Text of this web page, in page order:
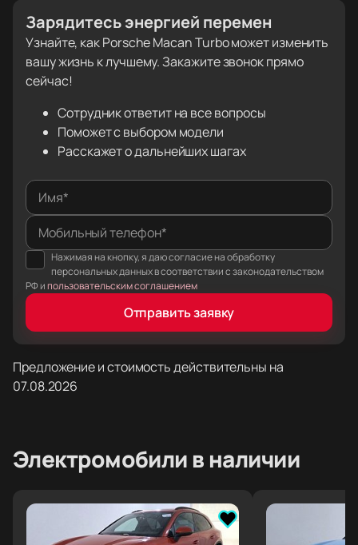
Зарядитесь энергией перемен
Узнайте, как Porsche Macan Turbo может изменить
вашу жизнь к лучшему. Закажите звонок прямо
сейчас!
Сотрудник ответит на все вопросы
Поможет с выбором модели
Расскажет о дальнейших шагах
Имя*
Мобильный телефон*
Нажимая на кнопку, я даю согласие на обработку
персональных данных в соответствии с законодательством
РФ ипользовательским соглашением
Отправить заявку
Предложение и стоимость действительны на
07.08.2026
Электромобили в наличии